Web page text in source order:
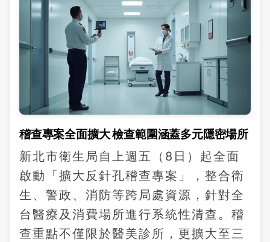
稽查專案全面擴大 檢查範圍涵蓋多元隱密場所
新北市衛生局自上週五（8日）起全面
啟動「擴大反針孔稽查專案」，整合衛
生、警政、消防等跨局處資源，針對全
台醫療及消費場所進行系統性清查。稽
查重點不僅限於醫美診所，更擴大至三